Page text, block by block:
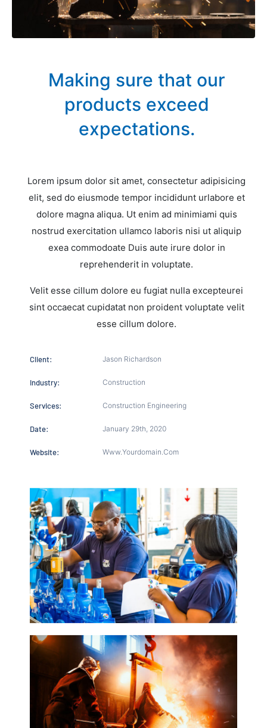
Making sure that our
products exceed
expectations.
Lorem ipsum dolor sit amet, consectetur adipisicing
elit, sed do eiusmode tempor incididunt urlabore et
dolore magna aliqua. Ut enim ad minimiami quis
nostrud exercitation ullamco laboris nisi ut aliquip
exea commodoate Duis aute irure dolor in
reprehenderit in voluptate.
Velit esse cillum dolore eu fugiat nulla excepteurei
sint occaecat cupidatat non proident voluptate velit
esse cillum dolore.
Client:
Industry:
Services:
Date:
Website:
Jason Richardson
Construction
Construction Engineering
January 29th, 2020
Www.yourdomain.com